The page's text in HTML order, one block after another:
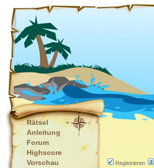
Rätsel
Anleitung
Forum
Highscore
Vorschau
Registrieren